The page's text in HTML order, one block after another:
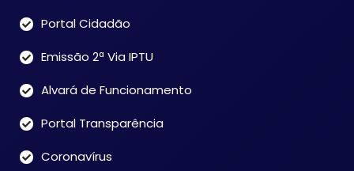
Portal Cidadão
Emissão 2ª Via IPTU
Alvará de Funcionamento
Portal Transparência
Coronavírus